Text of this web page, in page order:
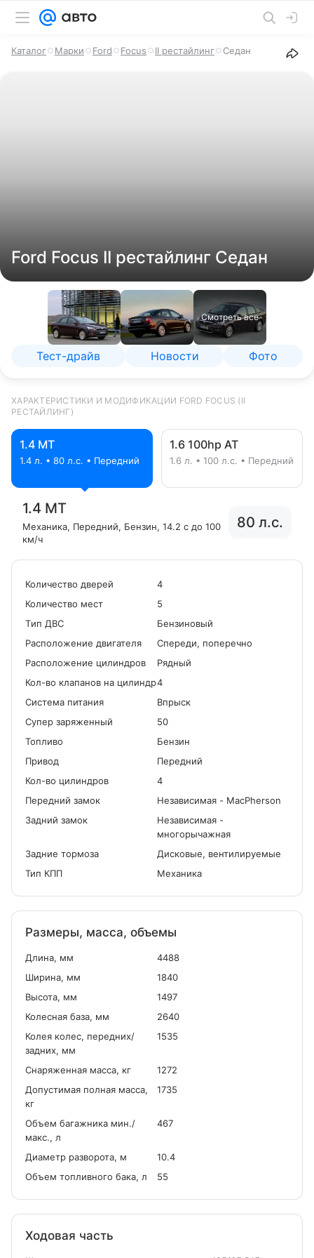
Каталог Марки Ford Focus II рестайлинг Седан
Ford Focus II рестайлинг Седан
Смотреть все
Тест-драйв Новости Фото
ХАРАКТЕРИСТИКИ И МОДИФИКАЦИИ FORD FOCUS (II
РЕСТАЙЛИНГ)
1.4 MT
1.4 л. • 80 л.с. • Передний
1.6 100hp AT
1.6 л. • 100 л.с. • Передний
1.4 MT
Механика, Передний, Бензин, 14.2 с до 100
км/ч
80 л.с.
Количество дверей
4
Количество мест
5
Tип ДВС
Бензиновый
Расположение двигателя
Спереди, поперечно
Расположение цилиндров
Рядный
Кол-во клапанов на цилиндр4
Система питания
Впрыск
Cупер заряженный
50
Топливо
Бензин
Привод
Передний
Кол-во цилиндров
4
Передний замок
Независимая - MacPherson
Задний замок
Независимая -
многорычажная
Задние тормоза
Дисковые, вентилируемые
Тип КПП
Механика
Размеры, масса, объемы
Длина, мм
4488
Ширина, мм
1840
Высота, мм
1497
Колесная база, мм
2640
Колея колес, передних/
задних, мм
1535
Снаряженная масса, кг
1272
Допустимая полная масса,
кг
1735
Объем багажника мин./
макс., л
467
Диаметр разворота, м
10.4
Объем топливного бака, л
55
Ходовая часть